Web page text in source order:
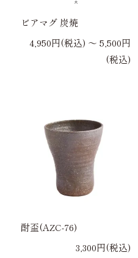
ビアマグ 炭焼
4,950円(税込) 〜 5,500円
(税込)
酎盃(AZC-76)
3,300円(税込)